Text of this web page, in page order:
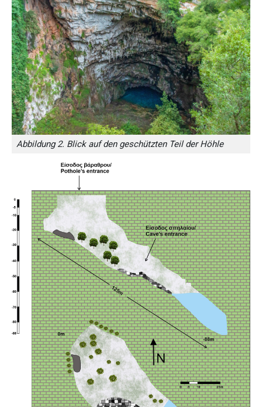
Abbildung 2. Blick auf den geschützten Teil der Höhle